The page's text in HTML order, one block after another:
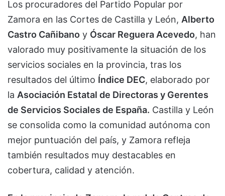
Los procuradores del Partido Popular por
Zamora en las Cortes de Castilla y León, Alberto
Castro Cañibano y Óscar Reguera Acevedo, han
valorado muy positivamente la situación de los
servicios sociales en la provincia, tras los
resultados del último Índice DEC, elaborado por
la Asociación Estatal de Directoras y Gerentes
de Servicios Sociales de España. Castilla y León
se consolida como la comunidad autónoma con
mejor puntuación del país, y Zamora refleja
también resultados muy destacables en
cobertura, calidad y atención.